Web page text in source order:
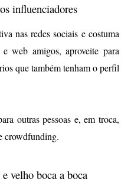
influenciadores
nas redes sociais e costuma
web amigos, aproveite para
que também tenham o perfil
outras pessoas e, em troca,
crowdfunding.
velho boca a boca